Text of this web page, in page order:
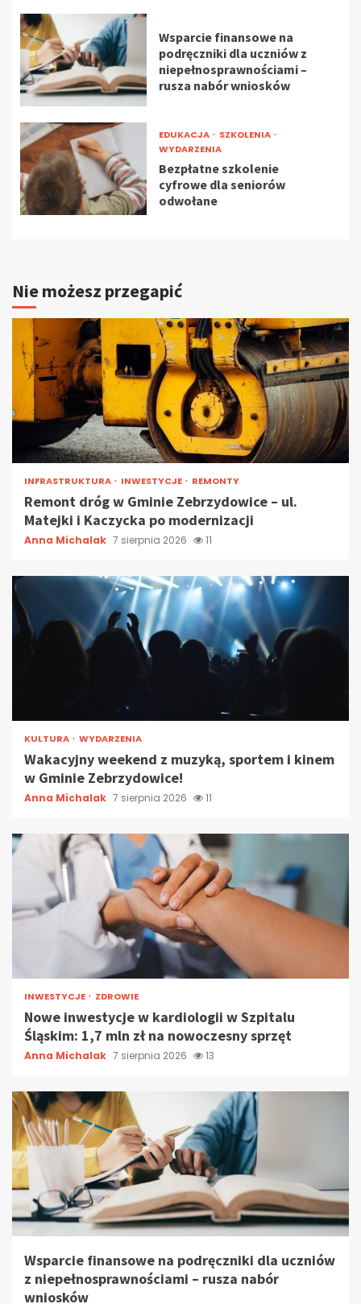
Wsparcie finansowe na
podręczniki dla uczniów z
niepełnosprawnościami –
rusza nabór wniosków
EDUKACJA
SZKOLENIA
WYDARZENIA
Bezpłatne szkolenie
cyfrowe dla seniorów
odwołane
Nie możesz przegapić
INFRASTRUKTURA INWESTYCJE REMONTY
Remont dróg w Gminie Zebrzydowice – ul.
Matejki i Kaczycka po modernizacji
Anna Michalak 7 sierpnia 2026 11
KULTURA WYDARZENIA
Wakacyjny weekend z muzyką, sportem i kinem
w Gminie Zebrzydowice!
Anna Michalak 7 sierpnia 2026 11
INWESTYCJE ZDROWIE
Nowe inwestycje w kardiologii w Szpitalu
Śląskim: 1,7 mln zł na nowoczesny sprzęt
Anna Michalak 7 sierpnia 2026 13
Wsparcie finansowe na podręczniki dla uczniów
z niepełnosprawnościami – rusza nabór
wniosków